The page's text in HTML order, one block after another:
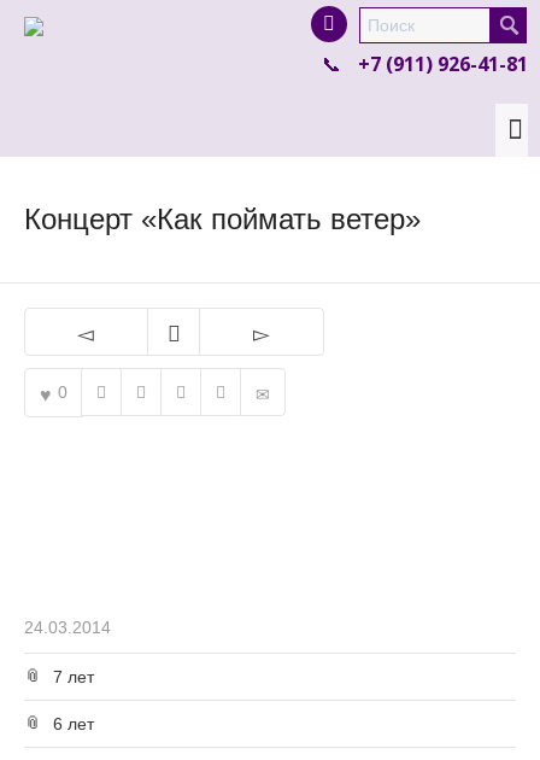
product in a size size .
colour items.
+7 (911) 926-41-81
Концерт «Как поймать ветер»
0
24.03.2014
7 лет
6 лет